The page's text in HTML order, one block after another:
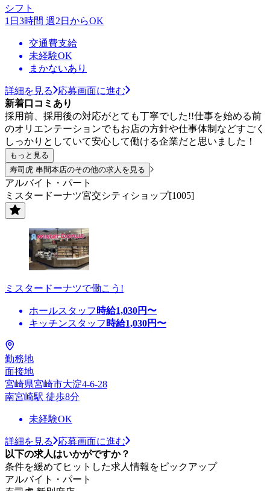
シフト
1日3時間 週2日からOK
交通費支給
未経験OK
まかないあり
詳細を見る
応募画面に進む
新着口コミあり
採用前、採用後の対応がとても丁寧でした!!仕事を始める前
のオリエンテーションでもお店の方針や仕事体制などすごく
しっかりとしていて安心して働ける企業だと思いました！
もっと見る
寿司虎 串間本店のその他の求人を見る
アルバイト・パート
ミスタードーナツ宮交シティショップ[1005]
ミスタードーナツで働こう!
ホールスタッフ 時給1,030円〜
キッチンスタッフ 時給1,030円〜
勤務地
面接地
宮崎県宮崎市大淀4-6-28
南宮崎駅 徒歩8分
未経験OK
詳細を見る
応募画面に進む
以下の求人はいかがですか？
条件を緩めてヒットした求人情報をピックアップ
アルバイト・パート